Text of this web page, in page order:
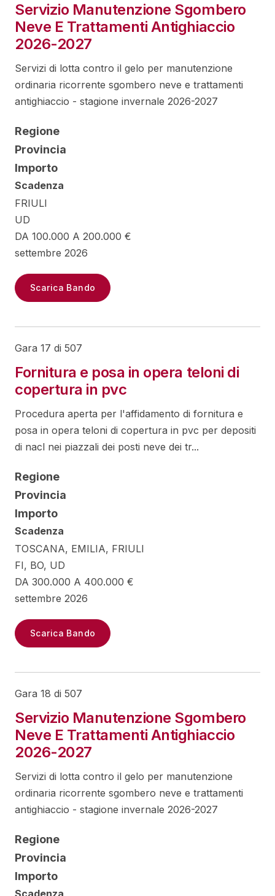
Servizio Manutenzione Sgombero
Neve E Trattamenti Antighiaccio
2026-2027
Servizi di lotta contro il gelo per manutenzione
ordinaria ricorrente sgombero neve e trattamenti
antighiaccio - stagione invernale 2026-2027
Regione
Provincia
Importo
Scadenza
FRIULI
UD
DA 100.000 A 200.000 €
settembre 2026
Scarica Bando
Gara 17 di 507
Fornitura e posa in opera teloni di
copertura in pvc
Procedura aperta per l'affidamento di fornitura e
posa in opera teloni di copertura in pvc per depositi
di nacl nei piazzali dei posti neve dei tr...
Regione
Provincia
Importo
Scadenza
TOSCANA, EMILIA, FRIULI
FI, BO, UD
DA 300.000 A 400.000 €
settembre 2026
Scarica Bando
Gara 18 di 507
Servizio Manutenzione Sgombero
Neve E Trattamenti Antighiaccio
2026-2027
Servizi di lotta contro il gelo per manutenzione
ordinaria ricorrente sgombero neve e trattamenti
antighiaccio - stagione invernale 2026-2027
Regione
Provincia
Importo
Scadenza